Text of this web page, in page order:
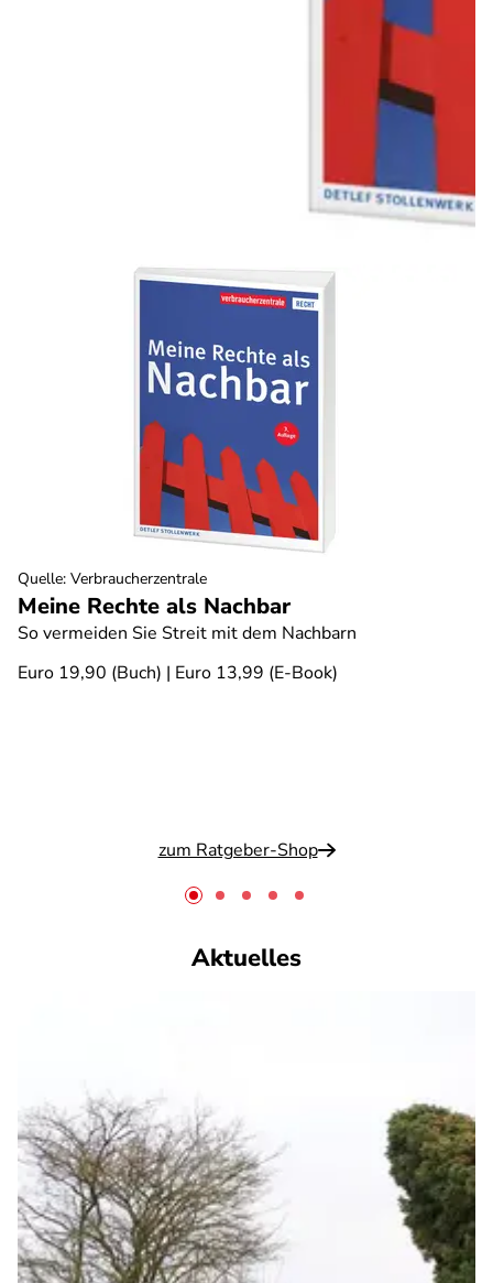
Meine Rechte als Nachbar
So vermeiden Sie Streit mit dem Nachbarn
Euro 19,90 (Buch) | Euro 13,99 (E-Book)
zum Ratgeber-Shop
Quelle: Verbraucherzentrale
Aktuelles